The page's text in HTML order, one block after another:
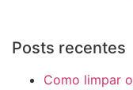
Posts recentes
Como limpar